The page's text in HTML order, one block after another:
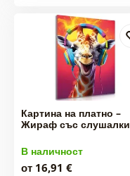
Картина на платно –
Жираф със слушалки
В наличност
от 16,91 €